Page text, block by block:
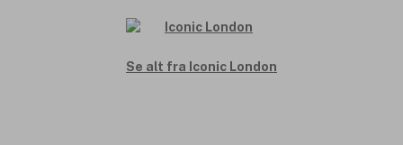
Se alt fra Iconic London